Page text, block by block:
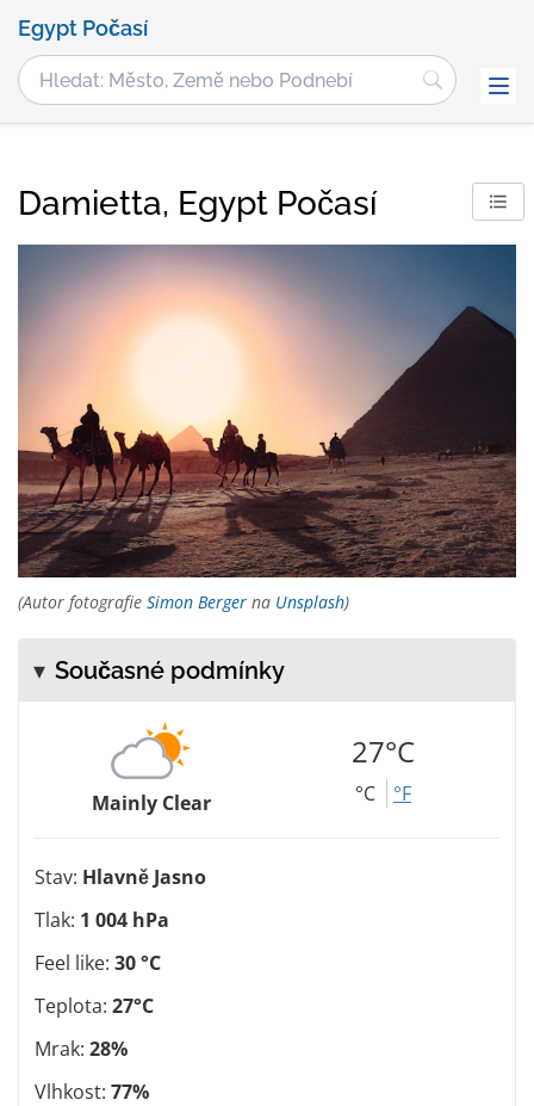
Egypt Počasí
Damietta, Egypt Počasí
(Autor fotografie Simon Berger na Unsplash)
Současné podmínky
Mainly Clear
27°C
°C °F
Stav: Hlavně Jasno
Tlak: 1 004 hPa
Feel like: 30 °C
Teplota: 27°C
Mrak: 28%
Vlhkost: 77%